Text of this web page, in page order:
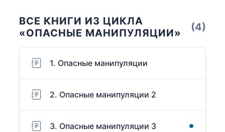
ВСЕ КНИГИ ИЗ ЦИКЛА
«ОПАСНЫЕ МАНИПУЛЯЦИИ»
(4)
1. Опасные манипуляции
2. Опасные манипуляции 2
3. Опасные манипуляции 3